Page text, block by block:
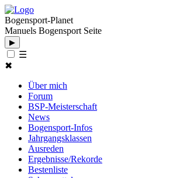
Bogensport-Planet
Manuels Bogensport Seite
▶
☰
✖
Über mich
Forum
BSP-Meisterschaft
News
Bogensport-Infos
Jahrgangsklassen
Ausreden
Ergebnisse/Rekorde
Bestenliste